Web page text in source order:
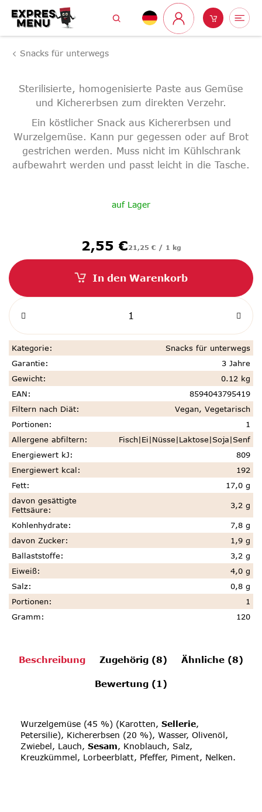
Inhalt
springen
Suchen
Login
Snacks für unterwegs
Sterilisierte, homogenisierte Paste aus Gemüse
und Kichererbsen zum direkten Verzehr.
Ein köstlicher Snack aus Kichererbsen und
Wurzelgemüse. Kann pur gegessen oder auf Brot
gestrichen werden. Muss nicht im Kühlschrank
aufbewahrt werden und passt leicht in die Tasche.
auf Lager
2,55 €Verkaufspreis:
21,25 € / 1 kg
In den Warenkorb
Kategorie:
Snacks für unterwegs
Garantie:
3 Jahre
Gewicht:
0.12 kg
EAN:
8594043795419
Filtern nach Diät:
Vegan, Vegetarisch
Portionen:
1
Allergene abfiltern:
Fisch|Ei|Nüsse|Laktose|Soja|Senf
Energiewert kJ:
809
Energiewert kcal:
192
Fett:
17,0 g
davon gesättigte
Fettsäure: 3,2 g
Kohlenhydrate:
7,8 g
davon Zucker:
1,9 g
Ballaststoffe:
3,2 g
Eiweiß:
4,0 g
Salz:
0,8 g
Portionen:
1
Gramm: 120
Beschreibung Zugehörig (8) Ähnliche (8)
Bewertung (1)
Wurzelgemüse (45 %) (Karotten, Sellerie,
Petersilie), Kichererbsen (20 %), Wasser, Olivenöl,
Zwiebel, Lauch, Sesam, Knoblauch, Salz,
Kreuzkümmel, Lorbeerblatt, Pfeffer, Piment, Nelken.